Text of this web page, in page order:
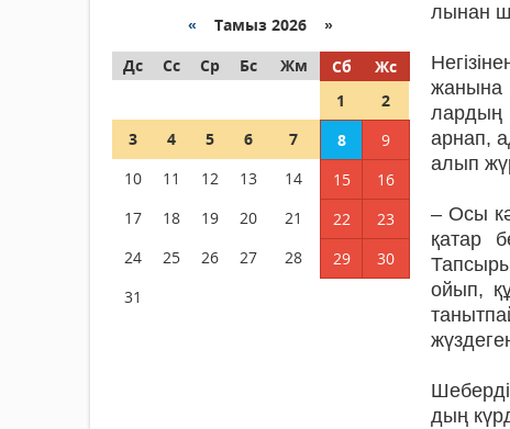
« Тамыз 2026 »
Дс
Сс Ср Бс Жм Сб
Жс
1
2
3
4 5 6 7 8
9
10
11 12 13 14 15
16
17
18 19 20 21 22
23
24
25 26 27 28 29
30
31
лынан
жанына
лардың
арнап,
алып
– Осы
қатар
ойып,
дың